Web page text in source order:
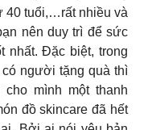
40 tuổi,…rất nhiều và
nên duy trì để sức
nhất. Đặc biệt, trong
người tặng quà thì
mình một thanh
đồ skincare đã hết